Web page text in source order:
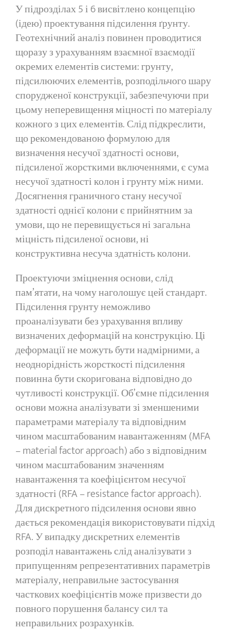
У підрозділах 5 і 6 висвітлено концепцію
(ідею) проектування підсилення ґрунту.
Геотехнічний аналіз повинен проводитися
щоразу з урахуванням взаємної взаємодії
окремих елементів системи: грунту,
підсилюючих елементів, розподільчого шару
спорудженої конструкції, забезпечуючи при
цьому неперевищення міцності по матеріалу
кожного з цих елементів. Слід підкреслити,
що рекомендованою формулою для
визначення несучої здатності основи,
підсиленої жорсткими включеннями, є сума
несучої здатності колон і грунту між ними.
Досягнення граничного стану несучої
здатності однієї колони є прийнятним за
умови, що не перевищується ні загальна
міцність підсиленої основи, ні
конструктивна несуча здатність колони.
Проектуючи зміцнення основи, слід
пам’ятати, на чому наголошує цей стандарт.
Підсилення грунту неможливо
проаналізувати без урахування впливу
визначених деформацій на конструкцію. Ці
деформації не можуть бути надмірними, а
неоднорідність жорсткості підсилення
повинна бути скоригована відповідно до
чутливості конструкції. Об’ємне підсилення
основи можна аналізувати зі зменшеними
параметрами матеріалу та відповідним
чином масштабованим навантаженням (MFA
– material factor approach) або з відповідним
чином масштабованим значенням
навантаження та коефіцієнтом несучої
здатності (RFA – resistance factor approach).
Для дискретного підсилення основи явно
дається рекомендація використовувати підхід
RFA. У випадку дискретних елементів
розподіл навантажень слід аналізувати з
припущенням репрезентативних параметрів
матеріалу, неправильне застосування
часткових коефіцієнтів може призвести до
повного порушення балансу сил та
неправильних розрахунків.